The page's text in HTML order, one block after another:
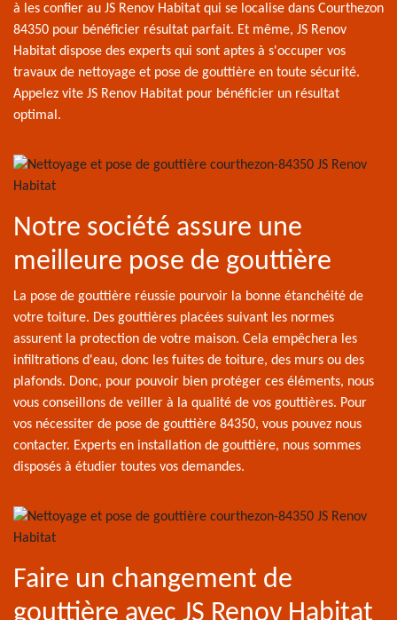
à les confier au JS Renov Habitat qui se localise dans Courthezon
84350 pour bénéficier résultat parfait. Et même, JS Renov
Habitat dispose des experts qui sont aptes à s'occuper vos
travaux de nettoyage et pose de gouttière en toute sécurité.
Appelez vite JS Renov Habitat pour bénéficier un résultat
optimal.
Notre société assure une
meilleure pose de gouttière
La pose de gouttière réussie pourvoir la bonne étanchéité de
votre toiture. Des gouttières placées suivant les normes
assurent la protection de votre maison. Cela empêchera les
infiltrations d'eau, donc les fuites de toiture, des murs ou des
plafonds. Donc, pour pouvoir bien protéger ces éléments, nous
vous conseillons de veiller à la qualité de vos gouttières. Pour
vos nécessiter de pose de gouttière 84350, vous pouvez nous
contacter. Experts en installation de gouttière, nous sommes
disposés à étudier toutes vos demandes.
Faire un changement de
gouttière avec JS Renov Habitat